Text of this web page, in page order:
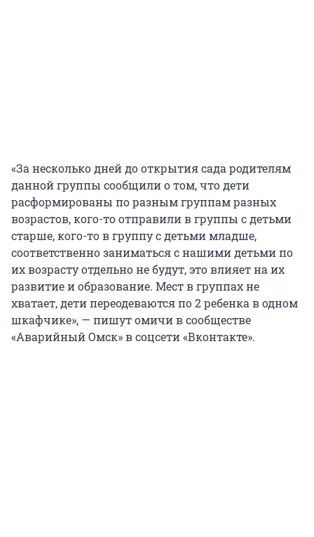
«За несколько дней до открытия сада родителям
данной группы сообщили о том, что дети
расформированы по разным группам разных
возрастов, кого-то отправили в группы с детьми
старше, кого-то в группу с детьми младше,
соответственно заниматься с нашими детьми по
их возрасту отдельно не будут, это влияет на их
развитие и образование. Мест в группах не
хватает, дети переодеваются по 2 ребенка в одном
шкафчике», — пишут омичи в сообществе
«Аварийный Омск» в соцсети «Вконтакте».